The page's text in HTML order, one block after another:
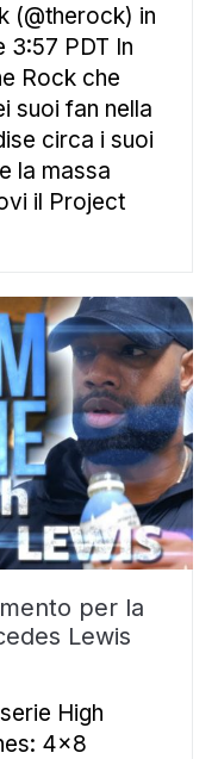
(@therock) in
3:57 PDT In
Rock che
suoi fan nella
circa i suoi
la massa
il Project
per la
Lewis
High
4×8